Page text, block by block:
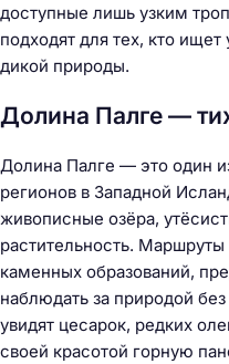
доступные лишь узким
подходят для тех, кто
дикой природы.
Долина Палге —
Долина Палге — это один
регионов в Западной
живописные озёра,
растительность.
каменных образований,
наблюдать за природой
увидят цесарок, редких
своей красотой горную